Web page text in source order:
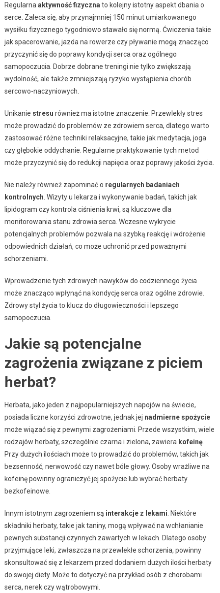
Regularna aktywność fizyczna to kolejny istotny aspekt dbania o
serce. Zaleca się, aby przynajmniej 150 minut umiarkowanego
wysiłku fizycznego tygodniowo stawało się normą. Ćwiczenia takie
jak spacerowanie, jazda na rowerze czy pływanie mogą znacząco
przyczynić się do poprawy kondycji serca oraz ogólnego
samopoczucia. Dobrze dobrane treningi nie tylko zwiększają
wydolność, ale także zmniejszają ryzyko wystąpienia chorób
sercowo-naczyniowych.
Unikanie stresu również ma istotne znaczenie. Przewlekły stres
może prowadzić do problemów ze zdrowiem serca, dlatego warto
zastosować różne techniki relaksacyjne, takie jak medytacja, joga
czy głębokie oddychanie. Regularne praktykowanie tych metod
może przyczynić się do redukcji napięcia oraz poprawy jakości życia.
Nie należy również zapominać o regularnych badaniach
kontrolnych . Wizyty u lekarza i wykonywanie badań, takich jak
lipidogram czy kontrola ciśnienia krwi, są kluczowe dla
monitorowania stanu zdrowia serca. Wczesne wykrycie
potencjalnych problemów pozwala na szybką reakcję i wdrożenie
odpowiednich działań, co może uchronić przed poważnymi
schorzeniami.
Wprowadzenie tych zdrowych nawyków do codziennego życia
może znacząco wpłynąć na kondycję serca oraz ogólne zdrowie.
Zdrowy styl życia to klucz do długowieczności i lepszego
samopoczucia.
Jakie są potencjalne
zagrożenia związane z piciem
herbat?
Herbata, jako jeden z najpopularniejszych napojów na świecie,
posiada liczne korzyści zdrowotne, jednak jej nadmierne spożycie
może wiązać się z pewnymi zagrożeniami. Przede wszystkim, wiele
rodzajów herbaty, szczególnie czarna i zielona, zawiera kofeinę.
Przy dużych ilościach może to prowadzić do problemów, takich jak
bezsenność, nerwowość czy nawet bóle głowy. Osoby wrażliwe na
kofeinę powinny ograniczyć jej spożycie lub wybrać herbaty
bezkofeinowe.
Innym istotnym zagrożeniem są interakcje z lekami . Niektóre
składniki herbaty, takie jak taniny, mogą wpływać na wchłanianie
pewnych substancji czynnych zawartych w lekach. Dlatego osoby
przyjmujące leki, zwłaszcza na przewlekłe schorzenia, powinny
skonsultować się z lekarzem przed dodaniem dużych ilości herbaty
do swojej diety. Może to dotyczyć na przykład osób z chorobami
serca, nerek czy wątrobowymi.